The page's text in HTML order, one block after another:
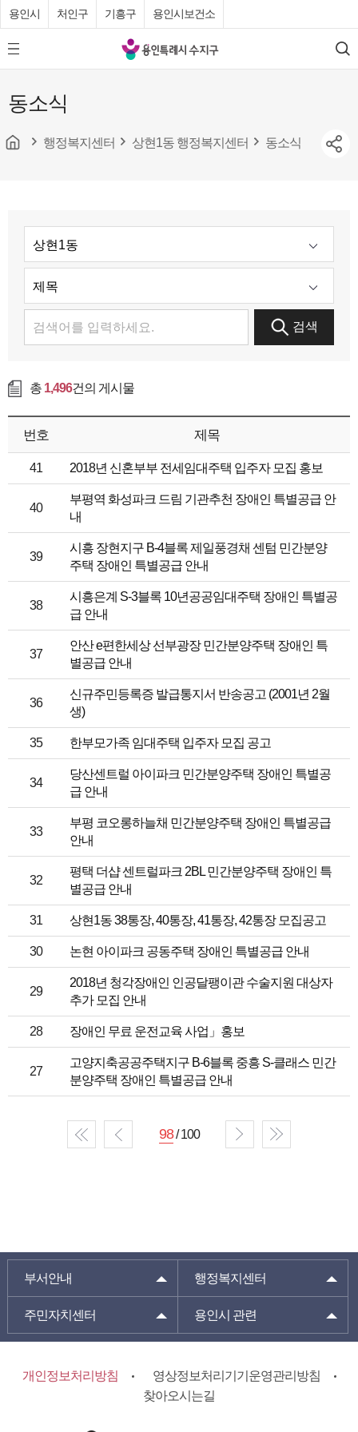
용인시 처인구 기흥구 용인시보건소
모
바
메
뉴
튼
용
인
수
검
색
동소식
행정복지센터 상현1동 행정복지센터 동소식
검색
총 1,496건의 게시물
번호 제목
41 2018년 신혼부부 전세임대주택 입주자 모집 홍보
40
부평역 화성파크 드림 기관추천 장애인 특별공급 안
내
39
시흥 장현지구 B-4블록 제일풍경채 센텀 민간분양
주택 장애인 특별공급 안내
38
시흥은계 S-3블록 10년공공임대주택 장애인 특별공
급 안내
37
안산 e편한세상 선부광장 민간분양주택 장애인 특
별공급 안내
36
신규주민등록증 발급통지서 반송공고 (2001년 2월
생)
35 한부모가족 임대주택 입주자 모집 공고
34
당산센트럴 아이파크 민간분양주택 장애인 특별공
급 안내
33
부평 코오롱하늘채 민간분양주택 장애인 특별공급
안내
32
평택 더샵 센트럴파크 2BL 민간분양주택 장애인 특
별공급 안내
31 상현1동 38통장, 40통장, 41통장, 42통장 모집공고
30 논현 아이파크 공동주택 장애인 특별공급 안내
29
2018년 청각장애인 인공달팽이관 수술지원 대상자
추가 모집 안내
28 장애인 무료 운전교육 사업」홍보
27
고양지축공공주택지구 B-6블록 중흥 S-클래스 민간
분양주택 장애인 특별공급 안내
98/ 100
부서안내 행정복지센터
주민자치센터 용인시 관련
개인정보처리방침
영상정보처리기기운영관리방침
찾아오시는길